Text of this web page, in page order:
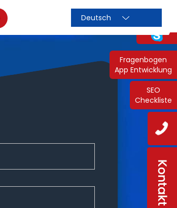
Fragenbogen
App Entwicklung
SEO
Checkliste